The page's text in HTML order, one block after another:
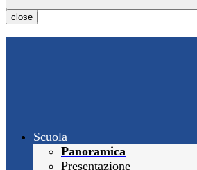
close
Scuola
Panoramica
Presentazione